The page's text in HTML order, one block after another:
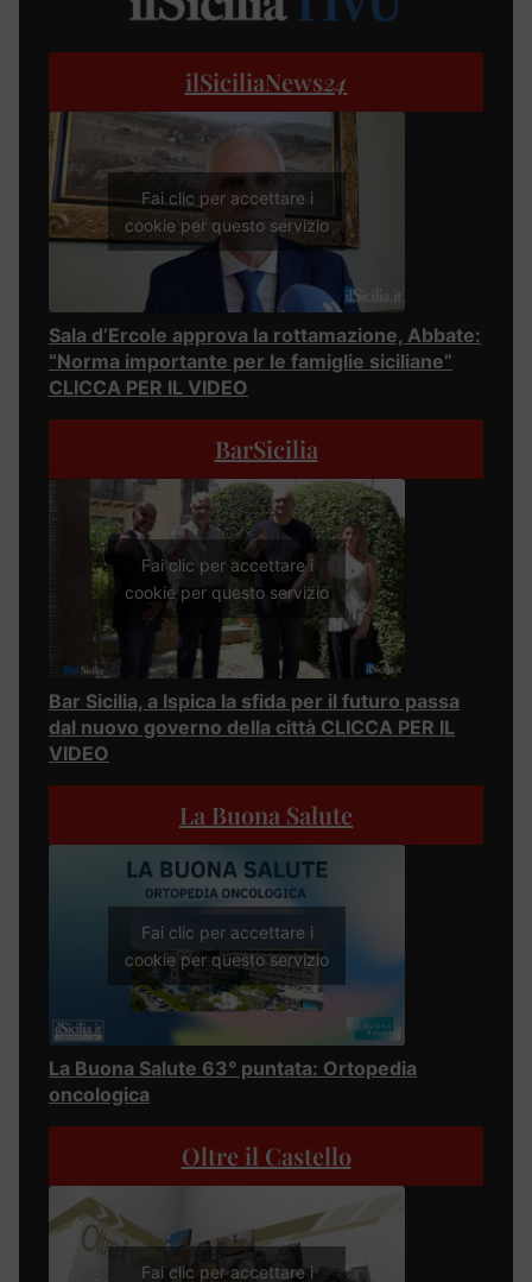
ilSiciliaNews24
Fai clic per accettare i
cookie per questo servizio
Sala d’Ercole approva la rottamazione, Abbate:
“Norma importante per le famiglie siciliane”
CLICCA PER IL VIDEO
BarSicilia
Fai clic per accettare i
cookie per questo servizio
Bar Sicilia, a Ispica la sfida per il futuro passa
dal nuovo governo della città CLICCA PER IL
VIDEO
La Buona Salute
Fai clic per accettare i
cookie per questo servizio
La Buona Salute 63° puntata: Ortopedia
oncologica
Oltre il Castello
Fai clic per accettare i